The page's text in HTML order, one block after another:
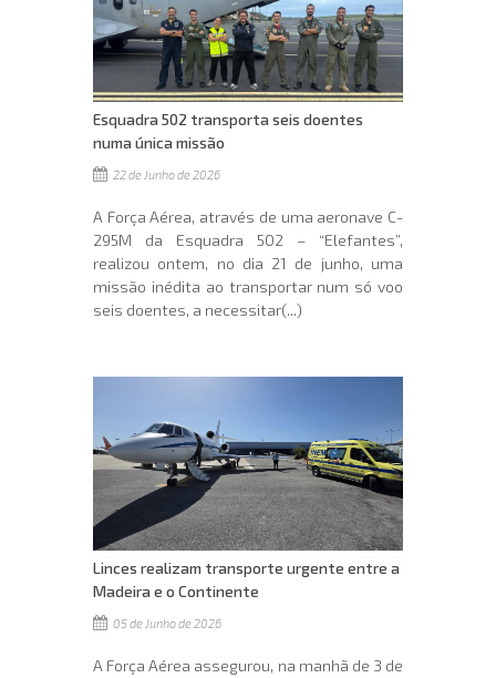
Esquadra 502 transporta seis doentes
numa única missão
22 de Junho de 2026
A Força Aérea, através de uma aeronave C-
295M da Esquadra 502 – “Elefantes”,
realizou ontem, no dia 21 de junho, uma
missão inédita ao transportar num só voo
seis doentes, a necessitar(...)
Linces realizam transporte urgente entre a
Madeira e o Continente
05 de Junho de 2026
A Força Aérea assegurou, na manhã de 3 de